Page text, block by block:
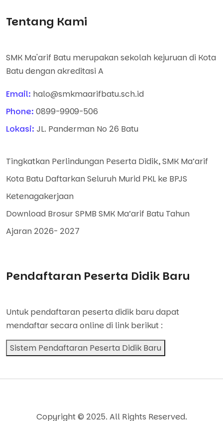
Tentang Kami
SMK Ma'arif Batu merupakan sekolah kejuruan di Kota
Batu dengan akreditasi A
Email: halo@smkmaarifbatu.sch.id
Phone: 0899-9909-506
Lokasi: JL. Panderman No 26 Batu
Tingkatkan Perlindungan Peserta Didik, SMK Ma’arif
Kota Batu Daftarkan Seluruh Murid PKL ke BPJS
Ketenagakerjaan
Download Brosur SPMB SMK Ma’arif Batu Tahun
Ajaran 2026- 2027
Pendaftaran Peserta Didik Baru
Untuk pendaftaran peserta didik baru dapat
mendaftar secara online di link berikut :
Sistem Pendaftaran Peserta Didik Baru
Copyright © 2025. All Rights Reserved.